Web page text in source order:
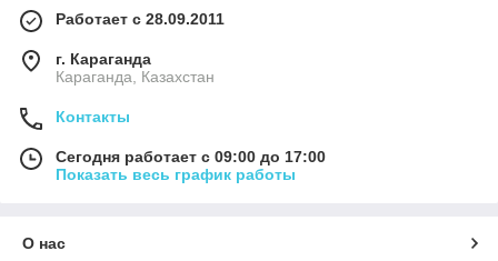
климат Казахстана. Прочный корпус защищает
несанкционированного доступа.
Выбор КТПН: предлагаем однотрансформаторные
подстанции КТПН и двухтрансформаторные
Работает с 28.09.2011
г. Караганда
Караганда, Казахстан
Контакты
Сегодня работает с 09:00 до 17:00
Показать весь график работы
О нас